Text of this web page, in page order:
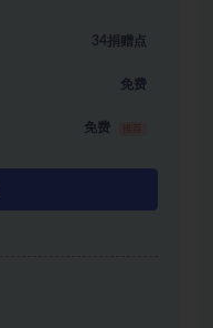
34捐赠点
免费
免费